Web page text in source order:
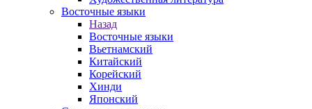
Восточные языки
Назад
Восточные языки
Вьетнамский
Китайский
Корейский
Хинди
Японский